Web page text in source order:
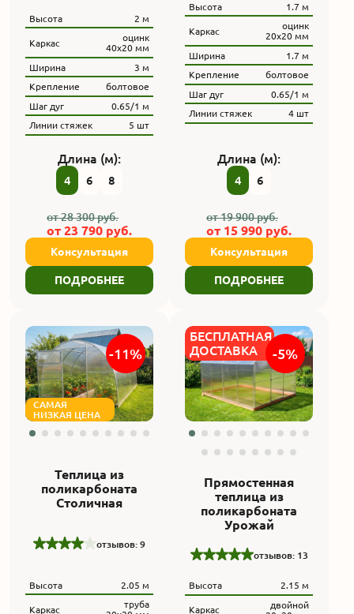
Высота 2 м
Каркас
оцинк
40х20 мм
Ширина
3 м
Крепление
болтовое
Шаг дуг
0.65/1 м
Линии стяжек
5 шт
Длина (м):
4 6 8
от28 300руб.
от 23 790 руб.
Консультация
ПОДРОБНЕЕ
Высота 1.7 м
Каркас
оцинк
20х20 мм
Ширина
1.7 м
Крепление
болтовое
Шаг дуг
0.65/1 м
Линии стяжек
4 шт
Длина (м):
4 6
от19 900руб.
от 15 990 руб.
Консультация
ПОДРОБНЕЕ
САМАЯ
НИЗКАЯ ЦЕНА
-11%
Теплица из
поликарбоната
Столичная
отзывов: 9
Высота 2.05 м
Каркас
труба
БЕСПЛАТНАЯ
ДОСТАВКА
-5%
Прямостенная
теплица из
поликарбоната
Урожай
отзывов: 13
Высота 2.15 м
Каркас
двойной